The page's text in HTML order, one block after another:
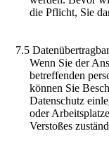
die Pflicht, Sie
7.5
Wenn Sie der
betreffenden
können Sie
Datenschutz
oder
Verstoßes